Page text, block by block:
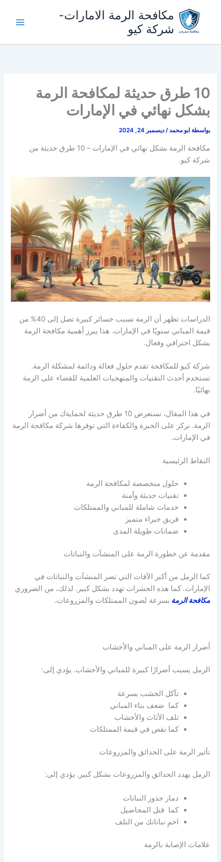
المحتوى
مكافحة الرمة الامارات-
شركة كيو
10 طرق حديثة لمكافحة الرمة
بشكل نهائي في الإمارات
بواسطة ابو محمد/ديسمبر 24, 2024
مكافحة الرمة بشكل نهائي في الإمارات – 10 طرق حديثة من
شركة كيو.
الدراسات تظهر أن الرمة تسبب خسائر كبيرة تصل إلى 40% من
قيمة المباني سنويًا في الإمارات. هذا يبرز أهمية مكافحة الرمة
بشكل احترافي وفعال.
شركة كيو للمكافحة تقدم حلول فعالة ودائمة لمشكلة الرمة.
تستخدم أحدث التقنيات والمنهجيات العلمية للقضاء على الرمة
نهائيًا.
في هذا المقال، نستعرض 10 طرق حديثة لحمايةك من أضرار
الرمة. نركز على الخبرة والكفاءة التي توفرها شركة مكافحة الرمة
في الإمارات.
النقاط الرئيسية
حلول متخصصة لمكافحة الرمة
تقنيات حديثة وآمنة
خدمات شاملة للمباني والممتلكات
فريق خبراء متميز
ضمانات طويلة المدى
مقدمة عن خطورة الرمة على المنشآت والنباتات
كما الرمل من أكبر الآفات التي تضر المنشآت والنباتات في
الإمارات. كما هذه الحشرات تهدد بشكل كبير. لذلك، من الضروري
مكافحة الرمة بسرعة لصون الممتلكات والمزروعات.
أضرار الرمة على المباني والأخشاب
الرمل يسبب أضرارًا كبيرة للمباني والأخشاب. يؤدي إلى:
تآكل الخشب بسرعة
كما ضعف بناء المباني
تلف الأثاث والأخشاب
كما نقص في قيمة الممتلكات
تأثير الرمة على الحدائق والمزروعات
الرمل يهدد الحدائق والمزروعات بشكل كبير. يؤدي إلى:
دمار جذور النباتات
كما قتل المحاصيل
احمِ نباتاتك من التلف
علامات الإصابة بالرمة